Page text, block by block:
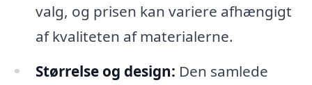
valg, og prisen kan variere afhængigt
af kvaliteten af ​​materialerne.
Størrelse og design: Den samlede